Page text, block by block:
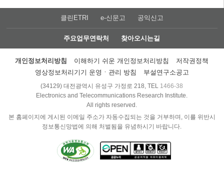
클린ETRI e-신문고 공익신고
주요업무연락처 찾아오시는길
개인정보처리방침 이해하기 쉬운 개인정보처리방침
저작권정책
영상정보처리기기 운영ㆍ관리 방침
부설연구소공고
(34129) 대전광역시 유성구 가정로 218, TEL 1466-38
Electronics and Telecommunications Research Institute.
All rights reserved.
본 홈페이지에 게시된 이메일 주소가 자동수집되는 것을 거부하며, 이를 위반시
정보통신망법에 의해 처벌됨을 유념하시기 바랍니다.